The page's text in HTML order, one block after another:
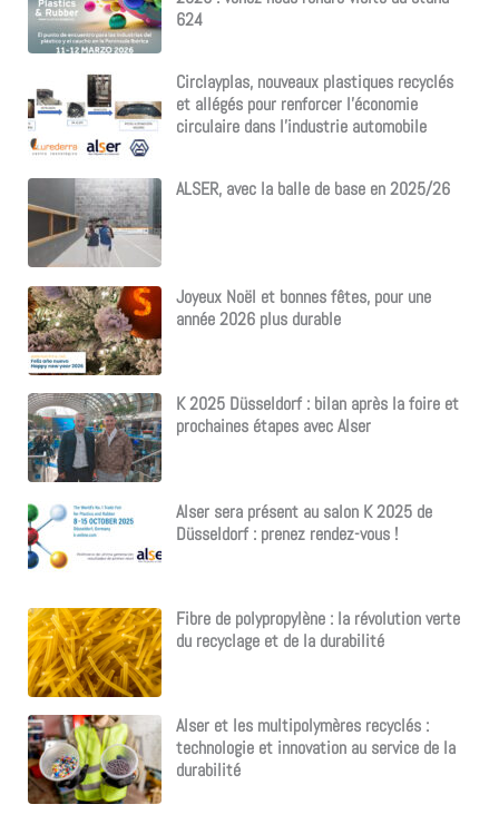
624
Circlayplas, nouveaux plastiques recyclés
et allégés pour renforcer l’économie
circulaire dans l’industrie automobile
ALSER, avec la balle de base en 2025/26
Joyeux Noël et bonnes fêtes, pour une
année 2026 plus durable
K 2025 Düsseldorf : bilan après la foire et
prochaines étapes avec Alser
Alser sera présent au salon K 2025 de
Düsseldorf : prenez rendez-vous !
Fibre de polypropylène : la révolution verte
du recyclage et de la durabilité
Alser et les multipolymères recyclés :
technologie et innovation au service de la
durabilité